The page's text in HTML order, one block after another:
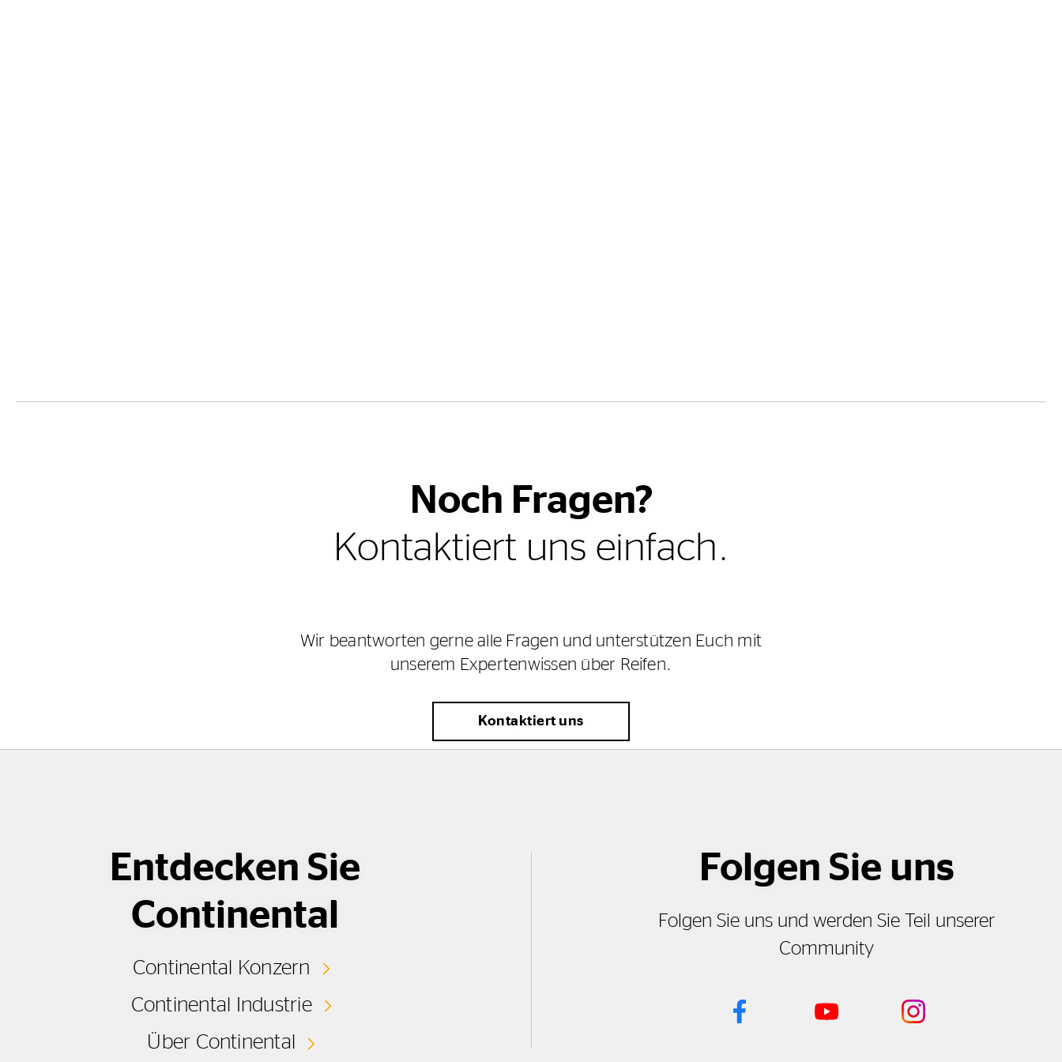
Noch Fragen?
Kontaktiert uns einfach.
Wir beantworten gerne alle Fragen und unterstützen Euch mit
unserem Expertenwissen über Reifen.
Kontaktiert uns
Entdecken Sie
Continental
Continental Konzern
Continental Industrie
Über Continental
Folgen Sie uns
Folgen Sie uns und werden Sie Teil unserer
Community